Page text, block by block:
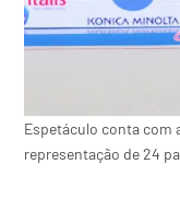
Espetáculo conta com
representação de 24